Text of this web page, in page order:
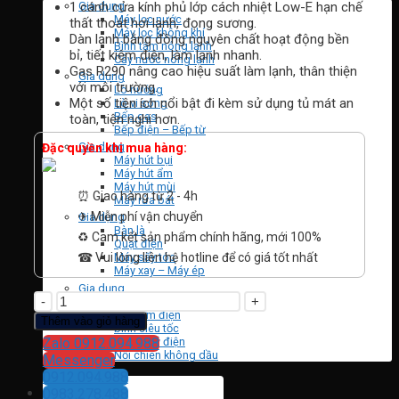
Gia dụng
Máy lọc nước
Máy lọc không khí
Bình tắm nóng lạnh
Cây nước nóng lạnh
Gia dụng
Lò nướng
Lò vi sóng
Bếp gas
Bếp điện – Bếp từ
Gia dụng
Máy hút bụi
Máy hút ẩm
Máy hút mùi
Máy rửa bát
Gia dụng
Bàn là
Quạt điện
Máy sấy tóc
Máy xay – Máy ép
Gia dụng
Nồi cơm điện
bình siêu tốc
Bình thuỷ điện
Nồi chiên không dầu
Tìm
1 cánh cửa kính phủ lớp cách nhiệt Low-E hạn chế
thất thoát hơi lạnh, đọng sương.
Dàn lạnh bằng đồng nguyên chất hoạt động bền
bỉ, tiết kiệm điện, làm lạnh nhanh.
Gas R290 nâng cao hiệu suất làm lạnh, thân thiện
với môi trường.
Một số tiện ích nổi bật đi kèm sử dụng tủ mát an
toàn, tiện nghi hơn.
Đặc quyền khi mua hàng:
⏰ Giao hàng từ 2 - 4h
✈ Miễn phí vận chuyển
♻️ Cam kết sản phẩm chính hãng, mới 100%
☎ Vui lòng liên hệ hotline để có giá tốt nhất
Tủ
Mát
Sanaky
VH-
5089K-
Thêm vào giỏ hàng
Zalo 0912.094.988
Messenger
0912.094.988
0983.278.488